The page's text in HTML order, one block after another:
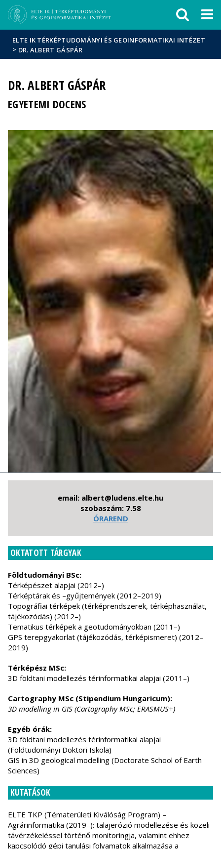
Hírek
Események
ELTE a
sajtóban
ELTE IK TÉRKÉPTUDOMÁNYI ÉS GEOINFORMATIKAI INTÉZET
> DR. ALBERT GÁSPÁR
DR. ALBERT GÁSPÁR
EGYETEMI DOCENS
email: albert@ludens.elte.hu
szobaszám: 7.58
ÓRAREND
OKTATOTT TÁRGYAK
Földtudományi BSc:
Térképészet alapjai (2012–)
Térképtárak és –gyűjtemények (2012–2019)
Topográfiai térképek (térképrendszerek, térképhasználat,
tájékozódás) (2012–)
Tematikus térképek a geotudományokban (2011–)
GPS terepgyakorlat (tájékozódás, térképismeret) (2012–
2019)
Térképész MSc:
3D földtani modellezés térinformatikai alapjai (2011–)
Cartography MSc (Stipendium Hungaricum):
3D modelling in GIS (Cartography MSc; ERASMUS+)
Egyéb órák:
3D földtani modellezés térinformatikai alapjai
(Földtudományi Doktori Iskola)
GIS in 3D geological modelling (Doctorate School of Earth
Sciences)
KUTATÁSOK
ELTE TKP (Tématerületi Kiválóság Program) –
Agrárinformatika (2019–): talajerózió modellezése és közeli
távérzékeléssel történő monitoringja, valamint ehhez
kapcsolódó gépi tanulási folyamatok alkalmazása a